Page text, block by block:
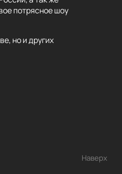
потрясное шоу
но и других
Наверх